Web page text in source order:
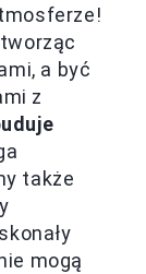
a być
z
także
mogą